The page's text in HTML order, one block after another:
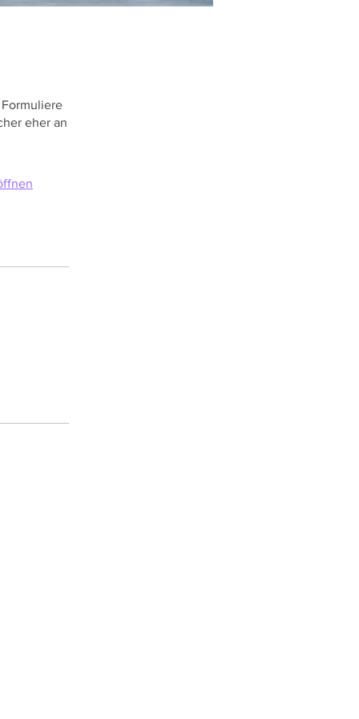
eher an